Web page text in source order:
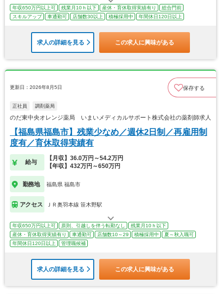
年収650万円以上可 残業月10ｈ以下 産休・育休取得実績有り
総合門前
スキルアップ
車通勤可 店舗数30以上 積極採用中 年間休日120日以上
求人の詳細を見る この求人に興味がある
更新日：2026年8月5日 保存する
正社員 調剤薬局
のだ東中央オレンジ薬局 いまいメディカルサポート株式会社の薬剤師求人
【福島県福島市】残業少なめ／週休2日制／再雇用制
度有／育休取得実績有
給与
【月収】36.0万円～54.2万円
【年収】432万円～650万円
勤務地 福島県 福島市
アクセス ＪＲ奥羽本線 笹木野駅
年収650万円以上可 原則、引越しを伴う転勤なし
残業月10ｈ以下
産休・育休取得実績有り
車通勤可 店舗数10～29 積極採用中
夏～秋入職可
年間休日120日以上
管理職候補
求人の詳細を見る この求人に興味がある